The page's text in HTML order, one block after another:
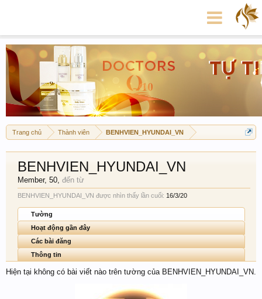
Trang chủ Thành viên BENHVIEN_HYUNDAI_VN
BENHVIEN_HYUNDAI_VN
Member, 50, đến từ
BENHVIEN_HYUNDAI_VN được nhìn thấy lần cuối: 16/3/20
Tường
Hoạt động gần đây
Các bài đăng
Thông tin
Hiện tại không có bài viết nào trên tường của BENHVIEN_HYUNDAI_VN.